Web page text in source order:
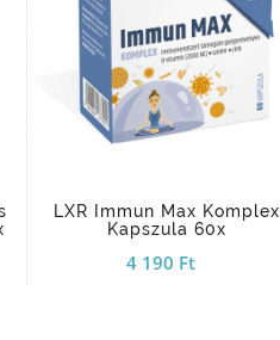
LXR Immun Max Komplex
Kapszula 60x
4 190 Ft